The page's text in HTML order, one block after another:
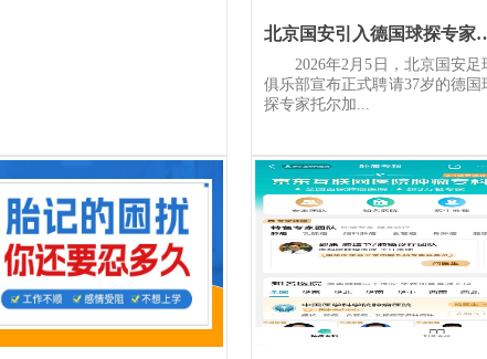
北京国安引入德国
2026年2月5日，北京国安足
俱乐部宣布正式聘请37岁的德国
探专家托尔加...